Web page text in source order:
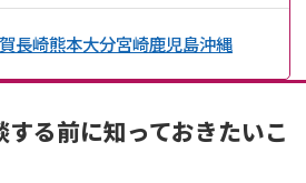
長崎熊本大分宮崎鹿児島沖縄
る前に知っておきたいこ